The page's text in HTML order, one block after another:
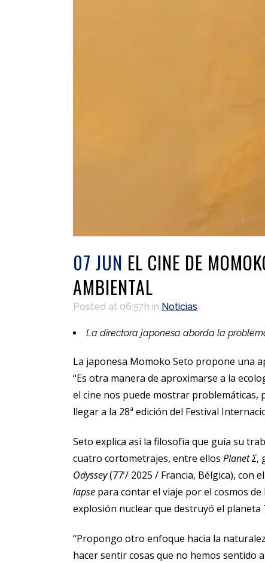
07 JUN EL CINE DE
AMBIENTAL
Posted at 06:57h in Noticias
La directora japonesa aborda la
La japonesa Momoko Seto propone una
“Es otra manera de aproximarse a la
el cine nos puede mostrar problemáticas,
llegar a la 28ª edición del Festival
Seto explica así la filosofía que guía su
cuatro cortometrajes, entre ellos Planet Σ,
Odyssey(77’/ 2025 / Francia, Bélgica), con
lapse para contar el viaje por el cosmos
explosión nuclear que destruyó el planeta
“Propongo otro enfoque hacia la
hacer sentir cosas que no hemos sentido